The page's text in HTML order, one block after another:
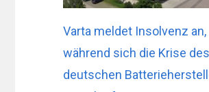
Varta meldet Insolvenz an,
während sich die Krise des
deutschen